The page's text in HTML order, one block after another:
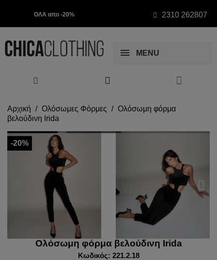
ΟΛΑ απο -20% 2310 262807
MENU
Αρχική Ολόσωμες Φόρμες
Ολόσωμη φόρμα
βελούδινη Irida
-20%
Ολόσωμη φόρμα βελούδινη Irida
Κωδικός: 221.2.18